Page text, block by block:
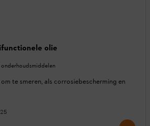
olie
te smeren, als corrosiebescherming en